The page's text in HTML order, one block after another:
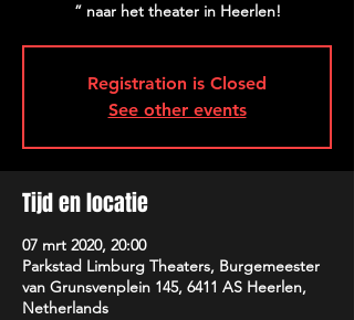
” naar het theater in Heerlen!
Registration is Closed
See other events
Tijd en locatie
07 mrt 2020, 20:00
Parkstad Limburg Theaters, Burgemeester
van Grunsvenplein 145, 6411 AS Heerlen,
Netherlands